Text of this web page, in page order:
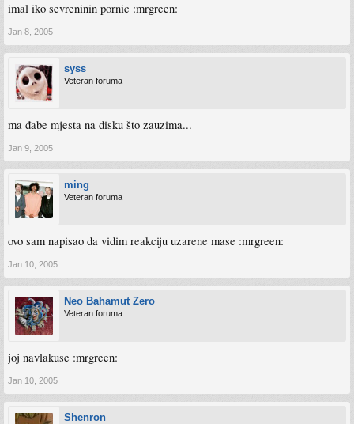
imal iko sevreninin pornic :mrgreen:
Jan 8, 2005
syss
Veteran foruma
ma đabe mjesta na disku što zauzima...
Jan 9, 2005
ming
Veteran foruma
ovo sam napisao da vidim reakciju uzarene mase :mrgreen:
Jan 10, 2005
Neo Bahamut Zero
Veteran foruma
joj navlakuse :mrgreen:
Jan 10, 2005
Shenron